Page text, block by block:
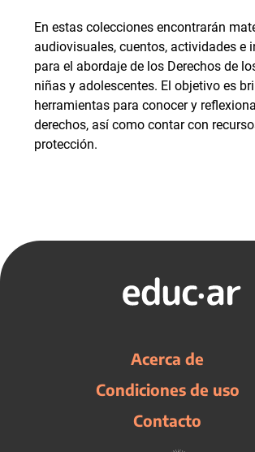
En estas colecciones encontrarán
audiovisuales, cuentos, actividades e
para el abordaje de los Derechos de
niñas y adolescentes. El objetivo es
herramientas para conocer y
derechos, así como contar con
protección.
Acerca de
Condiciones de uso
Contacto